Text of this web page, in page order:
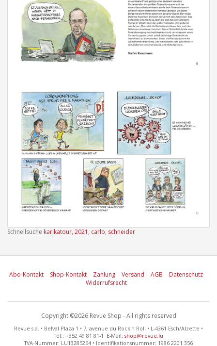
Schnellsuche karikatour, 2021 , carlo, schneider
Abo-Kontakt Shop-Kontakt Zahlung Versand AGB
Datenschutz
Widerrufsrecht
Copyright ©2026 Revue Shop - All rights reserved
Revue s.a. • Belval Plaza 1 • 7, avenue du Rock'n Roll • L-4361 Esch/Alzette •
Tél.: +352 49 81 81-1 E-Mail: shop@revue.lu
TVA-Nummer: LU13285264 • Identifikationsnummer: 1986 2201 356